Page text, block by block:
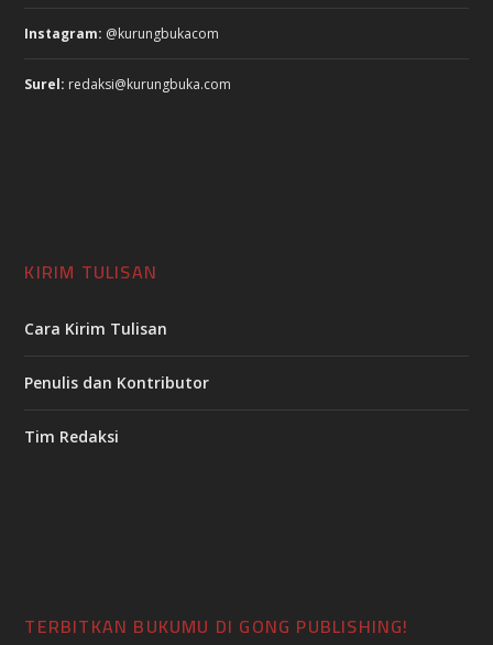
Instagram: @kurungbukacom
Surel: redaksi@kurungbuka.com
KIRIM TULISAN
Cara Kirim Tulisan
Penulis dan Kontributor
Tim Redaksi
TERBITKAN BUKUMU DI GONG PUBLISHING!